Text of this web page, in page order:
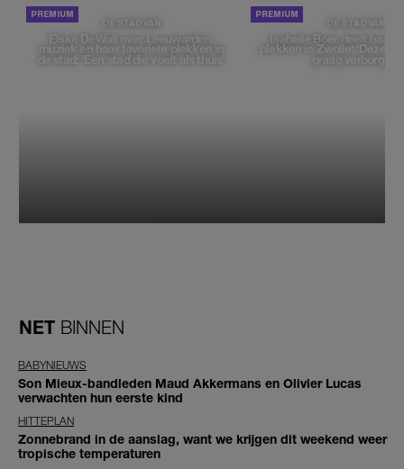
DE STAD VAN
Elske DeWall over Leeuwarden,
muziek en haar favoriete plekken in
de stad: 'Een stad die voelt als thuis'
DE STAD VAN
Isabelle Boer deelt haar
plekken in Zwolle: 'Deze
graag verborgen'
NET BINNEN
BABYNIEUWS
Son Mieux-bandleden Maud Akkermans en Olivier Lucas
verwachten hun eerste kind
HITTEPLAN
Zonnebrand in de aanslag, want we krijgen dit weekend weer
tropische temperaturen